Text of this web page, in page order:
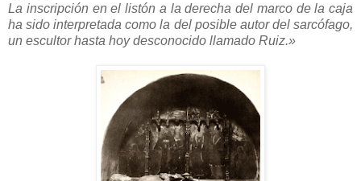
La inscripción en el listón a la derecha del marco de la caja
ha sido interpretada como la del posible autor del sarcófago,
un escultor hasta hoy desconocido llamado Ruiz.»